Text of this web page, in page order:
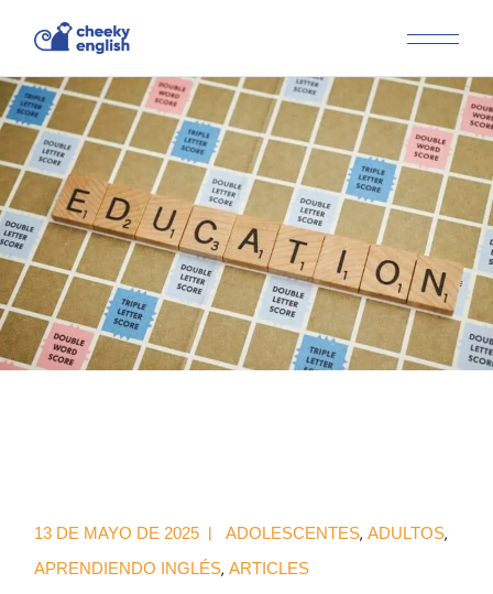
13 DE MAYO DE 2025 ADOLESCENTES ADULTOS
APRENDIENDO INGLÉS ARTICLES